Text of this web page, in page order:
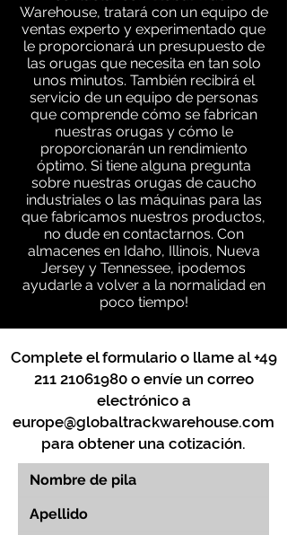
Warehouse, tratará con un equipo de
ventas experto y experimentado que
le proporcionará un presupuesto de
las orugas que necesita en tan solo
unos minutos. También recibirá el
servicio de un equipo de personas
que comprende cómo se fabrican
nuestras orugas y cómo le
proporcionarán un rendimiento
óptimo. Si tiene alguna pregunta
sobre nuestras orugas de caucho
industriales o las máquinas para las
que fabricamos nuestros productos,
no dude en contactarnos. Con
almacenes en Idaho, Illinois, Nueva
Jersey y Tennessee, ¡podemos
ayudarle a volver a la normalidad en
poco tiempo!
Complete el formulario o llame al+49
211 21061980o envíe un correo
electrónico a
europe@globaltrackwarehouse.com
para obtener una cotización.